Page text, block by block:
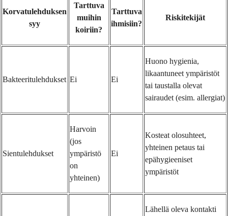
Korvatulehduksen
syy
Tarttuva
muihin
koiriin?
Tarttuva
ihmisiin?
Riskitekijät
Bakteeritulehdukset Ei Ei
Huono hygienia,
likaantuneet ympäristöt
tai taustalla olevat
sairaudet (esim. allergiat)
Sientulehdukset
Harvoin
(jos
ympäristö
on
yhteinen)
Ei
Kosteat olosuhteet,
yhteinen petaus tai
epähygieeniset
ympäristöt
Lähellä oleva kontakti